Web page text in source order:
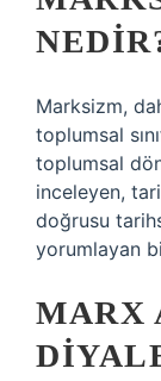
Marksizm,
toplumsal
toplumsal
inceleyen,
doğrusu
yorumlayan
MARX